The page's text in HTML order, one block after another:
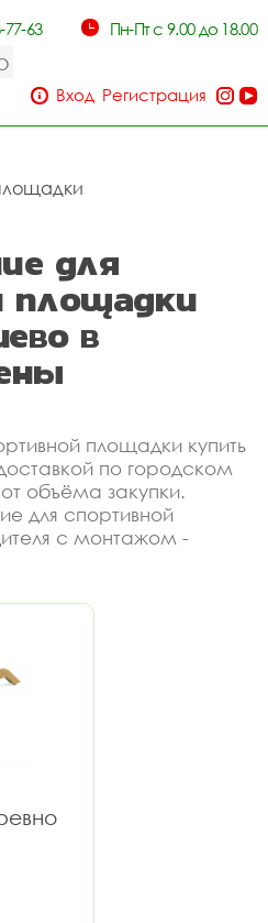
77-63 Пн-Пт с 9.00 до 18.00
Вход Регистрация
для
площадки
в
площадки купить
по городском
объёма закупки.
для спортивной
с монтажом -